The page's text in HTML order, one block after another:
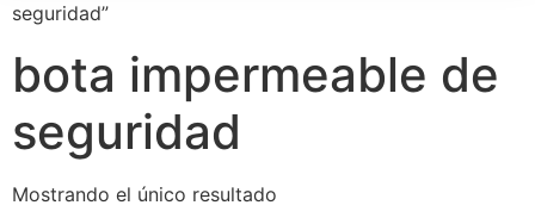
seguridad”
bota impermeable de
seguridad
Mostrando el único resultado